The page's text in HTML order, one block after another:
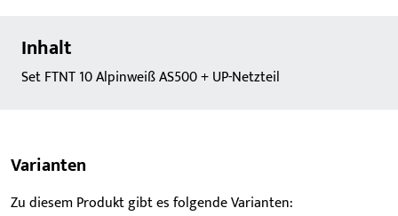
Inhalt
Set FTNT 10 Alpinweiß AS500 + UP-Netzteil
Varianten
Zu diesem Produkt gibt es folgende Varianten: